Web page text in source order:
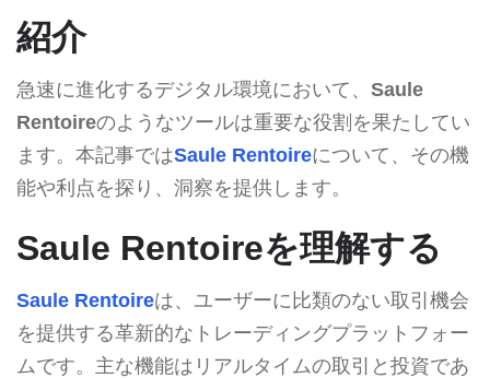
紹介
急速に進化するデジタル環境において、 Saule
Rentoireのようなツールは重要な役割を果たしてい
ます。本記事ではSaule Rentoireについて、その機
能や利点を探り、洞察を提供します。
Saule Rentoireを理解する
Saule Rentoireは、ユーザーに比類のない取引機会
を提供する革新的なトレーディングプラットフォー
ムです。主な機能はリアルタイムの取引と投資であ